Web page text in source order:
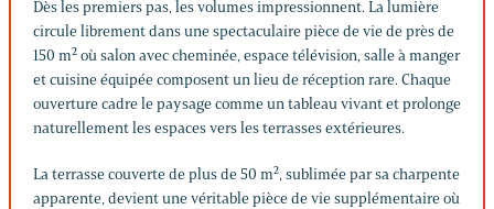
Dès les premiers pas, les volumes impressionnent. La lumière
circule librement dans une spectaculaire pièce de vie de près de
150 m² où salon avec cheminée, espace télévision, salle à manger
et cuisine équipée composent un lieu de réception rare. Chaque
ouverture cadre le paysage comme un tableau vivant et prolonge
naturellement les espaces vers les terrasses extérieures.
La terrasse couverte de plus de 50 m², sublimée par sa charpente
apparente, devient une véritable pièce de vie supplémentaire où